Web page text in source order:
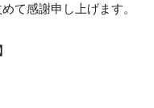
て感謝申し上げます。